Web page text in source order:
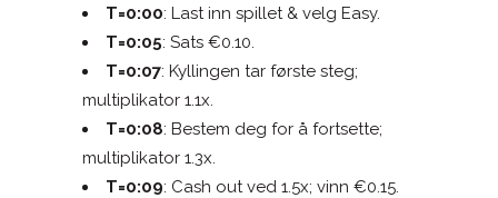
T=0:00: Last inn spillet & velg Easy.
T=0:05: Sats €0.10.
T=0:07: Kyllingen tar første steg;
multiplikator 1.1x.
T=0:08: Bestem deg for å fortsette;
multiplikator 1.3x.
T=0:09: Cash out ved 1.5x; vinn €0.15.